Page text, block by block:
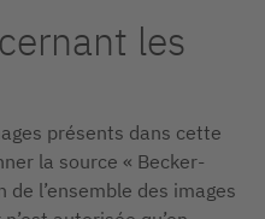
les
présents dans cette
la source « Becker-
de l’ensemble des images